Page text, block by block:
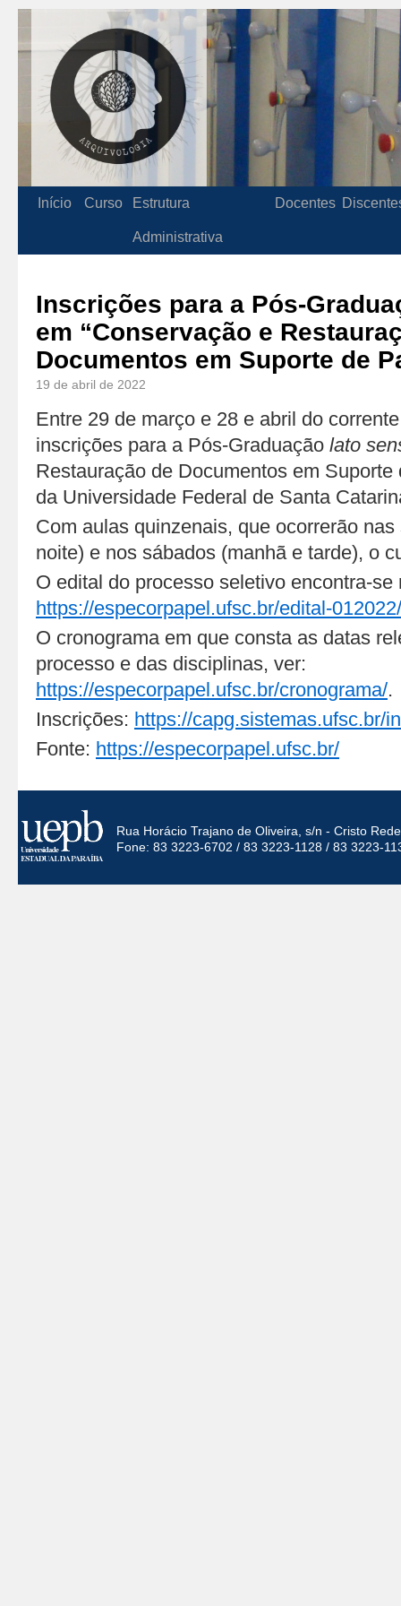
Início Curso Estrutura
Administrativa
Docentes
Inscrições para a Pós-
em “Conservação e
Documentos em Suporte de
19 de abril de 2022
Entre 29 de março e 28 e abril do
inscrições para a Pós-Graduação lato
Restauração de Documentos em
da Universidade Federal de Santa
Com aulas quinzenais, que ocorrerão
noite) e nos sábados (manhã e tarde), o
O edital do processo seletivo encontra-se
https://especorpapel.ufsc.br/edital-012022/
O cronograma em que consta as datas
processo e das disciplinas, ver:
https://especorpapel.ufsc.br/cronograma/.
Inscrições: https://capg.sistemas.ufsc.br/
Fonte: https://especorpapel.ufsc.br/
Rua Horácio Trajano de Oliveira, s/n - Cristo
Fone: 83 3223-6702 / 83 3223-1128 / 83 3223-